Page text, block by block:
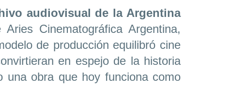
audiovisual de la Argentina
Cinematográfica Argentina,
de producción equilibró cine
en espejo de la historia
una obra que hoy funciona como